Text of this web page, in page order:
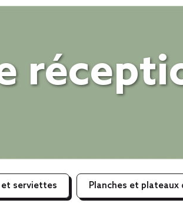
et serviettes Planches et